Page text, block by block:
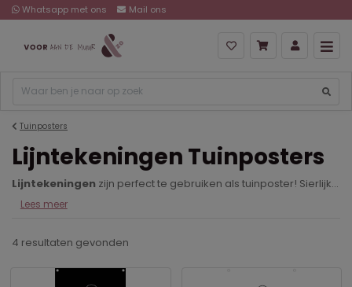
Whatsapp met ons Mail ons
Tuinposters
Lijntekeningen Tuinposters
Lijntekeningen zijn perfect te gebruiken als tuinposter! Sierlijk, subtiel en 100% waterbestendig dankzij het PVC-materiaal.
Lees meer
4 resultaten gevonden
Prijs hoog naar laag